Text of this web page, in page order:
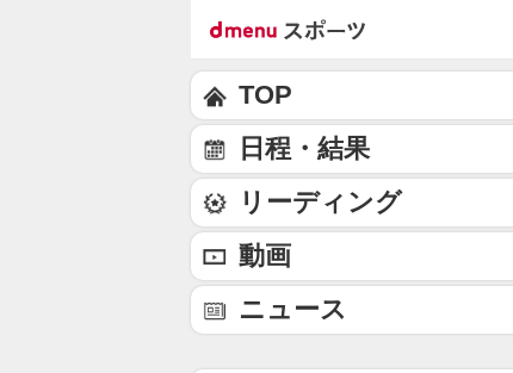
TOP
日程・結果
リーディング
動画
ニュース